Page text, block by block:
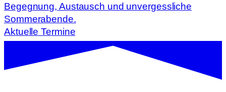
Begegnung, Austausch und unvergessliche
Sommerabende.
Aktuelle Termine